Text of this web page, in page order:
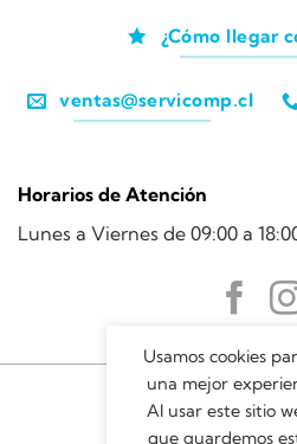
¿Cómo llegar
ventas@servicomp.cl
Horarios de Atención
Lunes a Viernes de 09:00 a
Usamos cookies
una mejor
Al usar este sitio
que guardemos